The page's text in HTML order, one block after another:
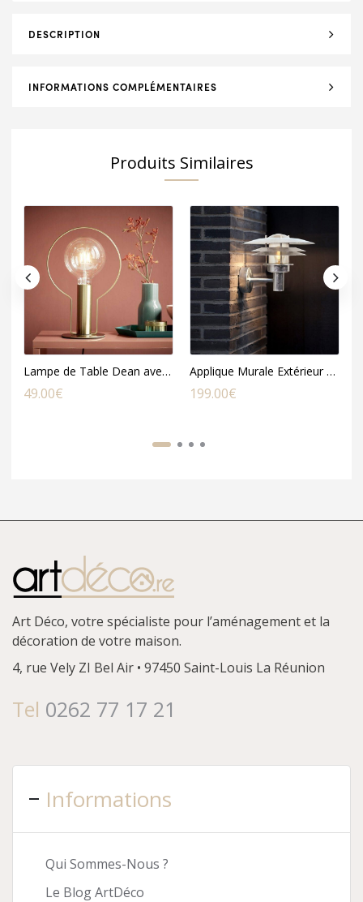
DESCRIPTION
INFORMATIONS COMPLÉMENTAIRES
Produits Similaires
Lampe de Table Dean avec Halo en Métal Doré
49.00€
Applique Murale Extérieur Amalienborg en Acier Galvanisé
199.00€
Art Déco, votre spécialiste pour l’aménagement et la
décoration de votre maison.
4, rue Vely ZI Bel Air • 97450 Saint-Louis La Réunion
Tel 0262 77 17 21
Informations
Qui Sommes-Nous ?
Le Blog ArtDéco